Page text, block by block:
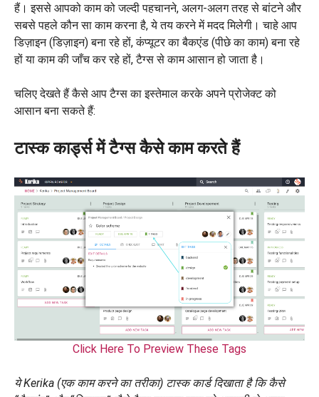
हैं। इससे आपको काम को जल्दी पहचानने, अलग-अलग तरह से बांटने और
सबसे पहले कौन सा काम करना है, ये तय करने में मदद मिलेगी। चाहे आप
डिज़ाइन (डिज़ाइन) बना रहे हों, कंप्यूटर का बैकएंड (पीछे का काम) बना रहे
हों या काम की जाँच कर रहे हों, टैग्स से काम आसान हो जाता है।
चलिए देखते हैं कैसे आप टैग्स का इस्तेमाल करके अपने प्रोजेक्ट को
आसान बना सकते हैं:
टास्क कार्ड्स में टैग्स कैसे काम करते हैं
Click Here To Preview These Tags
ये Kerika (एक काम करने का तरीका) टास्क कार्ड दिखाता है कि कैसे